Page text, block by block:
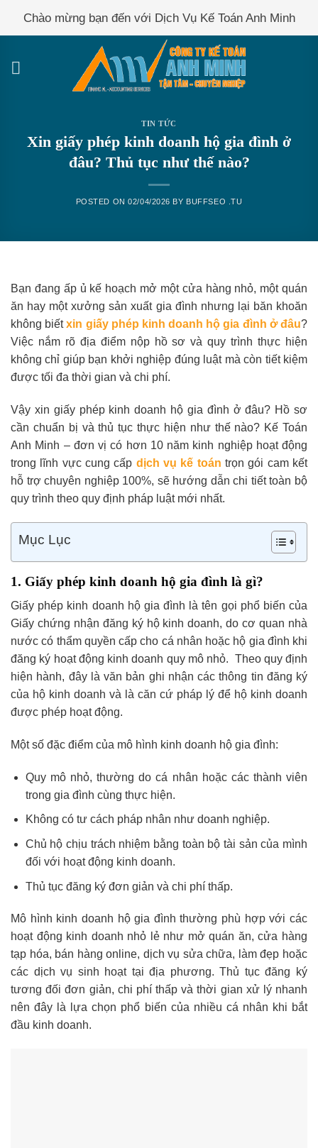
Chào mừng bạn đến với Dịch Vụ Kế Toán Anh Minh
TIN TỨC
Xin giấy phép kinh doanh hộ gia đình ở
đâu? Thủ tục như thế nào?
POSTED ON02/04/2026 BY BUFFSEO .TU
Bạn đang ấp ủ kế hoạch mở một cửa hàng nhỏ, một quán
ăn hay một xưởng sản xuất gia đình nhưng lại băn khoăn
không biếtxin giấy phép kinh doanh hộ gia đình ở đâu?
Việc nắm rõ địa điểm nộp hồ sơ và quy trình thực hiện
không chỉ giúp bạn khởi nghiệp đúng luật mà còn tiết kiệm
được tối đa thời gian và chi phí.
Vậy xin giấy phép kinh doanh hộ gia đình ở đâu? Hồ sơ
cần chuẩn bị và thủ tục thực hiện như thế nào? Kế Toán
Anh Minh – đơn vị có hơn 10 năm kinh nghiệp hoạt động
trong lĩnh vực cung cấp dịch vụ kế toán trọn gói cam kết
hỗ trợ chuyên nghiệp 100%, sẽ hướng dẫn chi tiết toàn bộ
quy trình theo quy định pháp luật mới nhất.
Mục Lục
1. Giấy phép kinh doanh hộ gia đình là gì?
Giấy phép kinh doanh hộ gia đình là tên gọi phổ biến của
Giấy chứng nhận đăng ký hộ kinh doanh, do cơ quan nhà
nước có thẩm quyền cấp cho cá nhân hoặc hộ gia đình khi
đăng ký hoạt động kinh doanh quy mô nhỏ. Theo quy định
hiện hành, đây là văn bản ghi nhận các thông tin đăng ký
của hộ kinh doanh và là căn cứ pháp lý để hộ kinh doanh
được phép hoạt động.
Một số đặc điểm của mô hình kinh doanh hộ gia đình:
Quy mô nhỏ, thường do cá nhân hoặc các thành viên
trong gia đình cùng thực hiện.
Không có tư cách pháp nhân như doanh nghiệp.
Chủ hộ chịu trách nhiệm bằng toàn bộ tài sản của mình
đối với hoạt động kinh doanh.
Thủ tục đăng ký đơn giản và chi phí thấp.
Mô hình kinh doanh hộ gia đình thường phù hợp với các
hoạt động kinh doanh nhỏ lẻ như mở quán ăn, cửa hàng
tạp hóa, bán hàng online, dịch vụ sửa chữa, làm đẹp hoặc
các dịch vụ sinh hoạt tại địa phương. Thủ tục đăng ký
tương đối đơn giản, chi phí thấp và thời gian xử lý nhanh
nên đây là lựa chọn phổ biến của nhiều cá nhân khi bắt
đầu kinh doanh.